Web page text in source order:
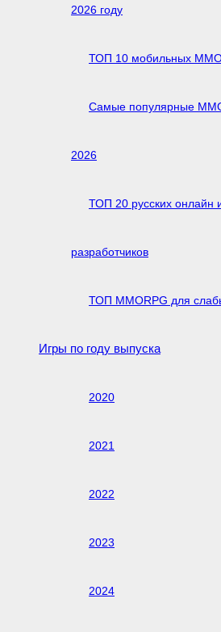
2026 году
ТОП 10 мобильных
Самые популярные
2026
ТОП 20 русских онлайн
разработчиков
ТОП MMORPG для
Игры по году выпуска
2020
2021
2022
2023
2024